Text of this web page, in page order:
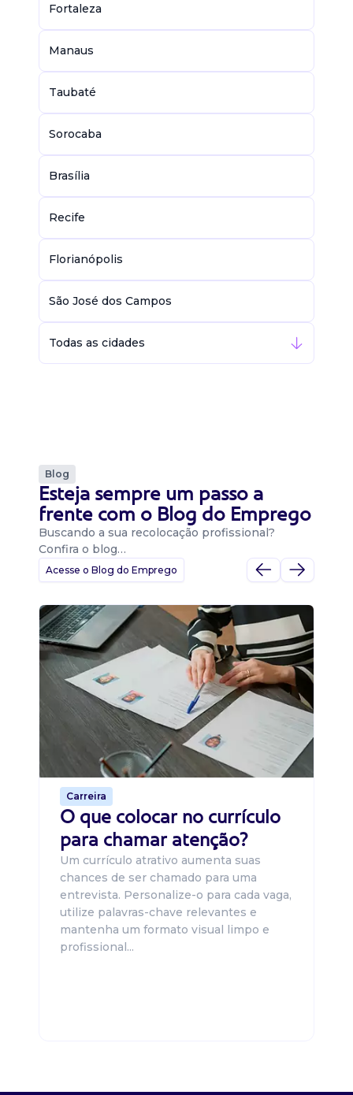
Fortaleza
Manaus
Taubaté
Sorocaba
Brasília
Recife
Florianópolis
São José dos Campos
Todas as cidades
Blog
Esteja sempre um passo a
frente com o Blog do Emprego
Buscando a sua recolocação profissional?
Confira o blog…
Acesse o Blog do Emprego
Carreira
O que colocar no currículo
para chamar atenção?
Um currículo atrativo aumenta suas
chances de ser chamado para uma
entrevista. Personalize-o para cada vaga,
utilize palavras-chave relevantes e
mantenha um formato visual limpo e
profissional...